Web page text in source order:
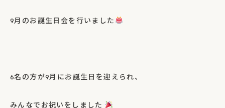
9月のお誕生日会を行いました
6名の方が9月にお誕生日を迎えられ、
みんなでお祝いをしました